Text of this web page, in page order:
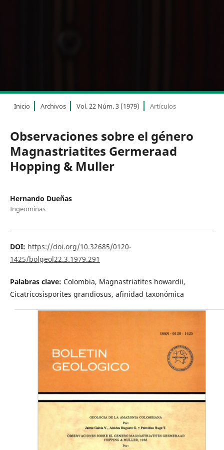
Inicio Archivos Vol. 22 Núm. 3 (1979) Artículos
Observaciones sobre el género
Magnastriatites Germeraad
Hopping & Muller
Hernando Dueñas
Ingeominas
DOI: https://doi.org/10.32685/0120-
1425/bolgeol22.3.1979.291
Palabras clave: Colombia, Magnastriatites howardii,
Cicatricosisporites gran­diosus, afinidad taxonómica